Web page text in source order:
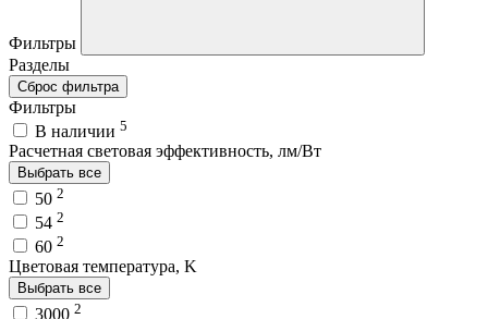
Фильтры
Разделы
Сброс фильтра
Фильтры
В наличии 5
Расчетная световая эффективность, лм/Вт
Выбрать все
50 2
54 2
60 2
Цветовая температура, K
Выбрать все
3000 2